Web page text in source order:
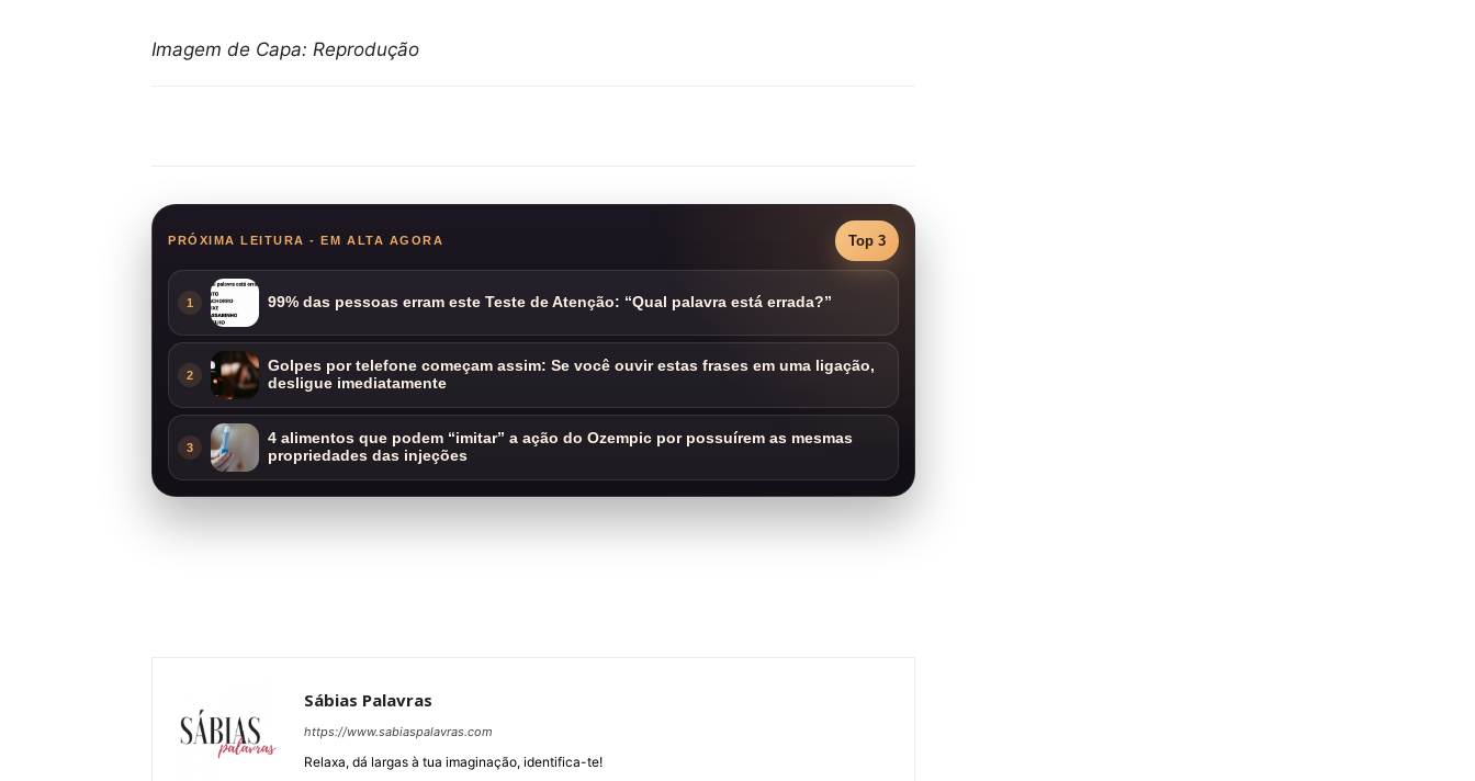
Imagem de Capa: Reprodução
PRÓXIMA LEITURA - EM ALTA AGORA Top 3
1 99% das pessoas erram este Teste de Atenção: “Qual palavra está errada?”
2
Golpes por telefone começam assim: Se você ouvir estas frases em uma ligação,
desligue imediatamente
3
4 alimentos que podem “imitar” a ação do Ozempic por possuírem as mesmas
propriedades das injeções
Sábias Palavras
https://www.sabiaspalavras.com
Relaxa, dá largas à tua imaginação, identifica-te!